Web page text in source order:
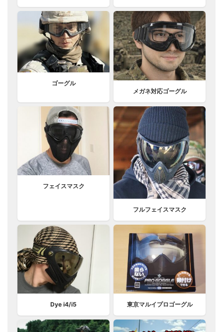
ゴーグル
メガネ対応ゴーグル
フェイスマスク
フルフェイスマスク
Dye i4/i5 東京マルイプロゴーグル